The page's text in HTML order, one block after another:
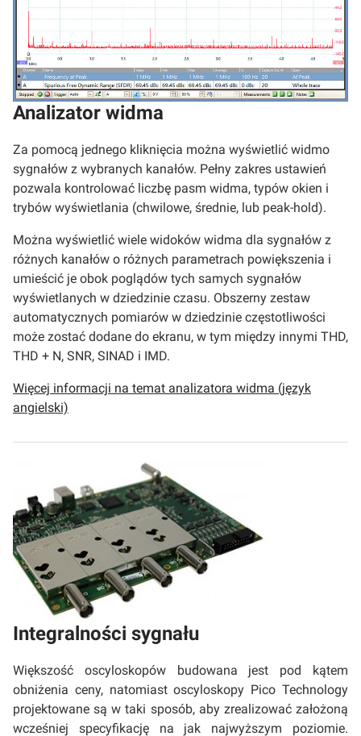
Analizator widma
Za pomocą jednego kliknięcia można wyświetlić widmo
sygnałów z wybranych kanałów. Pełny zakres ustawień
pozwala kontrolować liczbę pasm widma, typów okien i
trybów wyświetlania (chwilowe, średnie, lub peak-hold).
Można wyświetlić wiele widoków widma dla sygnałów z
różnych kanałów o różnych parametrach powiększenia i
umieścić je obok poglądów tych samych sygnałów
wyświetlanych w dziedzinie czasu. Obszerny zestaw
automatycznych pomiarów w dziedzinie częstotliwości
może zostać dodane do ekranu, w tym między innymi THD,
THD + N, SNR, SINAD i IMD.
Więcej informacji na temat analizatora widma (język
angielski)
Integralności sygnału
Większość oscyloskopów budowana jest pod kątem
obniżenia ceny, natomiast oscyloskopy Pico Technology
projektowane są w taki sposób, aby zrealizować założoną
wcześniej specyfikację na jak najwyższym poziomie.